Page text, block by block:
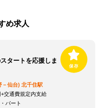
め求人
タートを応援しま
－仙台) 北千住駅
交通費規定内支給
パート